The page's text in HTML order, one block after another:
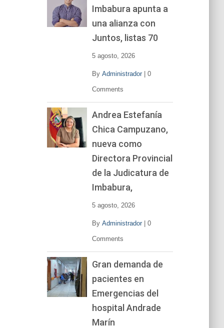
Imbabura apunta a
una alianza con
Juntos, listas 70
5 agosto, 2026
By Administrador| 0
Comments
Andrea Estefanía
Chica Campuzano,
nueva como
Directora Provincial
de la Judicatura de
Imbabura,
5 agosto, 2026
By Administrador| 0
Comments
Gran demanda de
pacientes en
Emergencias del
hospital Andrade
Marín